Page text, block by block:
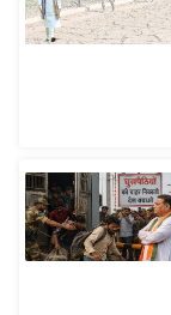
द्यो
ग
वि
शे
ष
ज्ञ